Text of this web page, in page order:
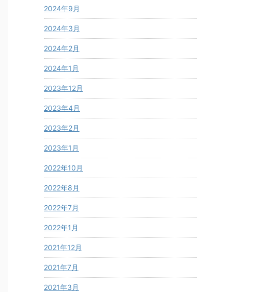
2024年9月
2024年3月
2024年2月
2024年1月
2023年12月
2023年4月
2023年2月
2023年1月
2022年10月
2022年8月
2022年7月
2022年1月
2021年12月
2021年7月
2021年3月